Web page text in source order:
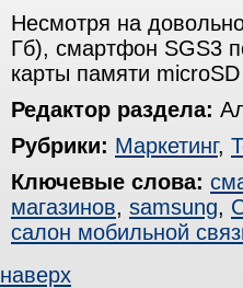
Несмотря на
Гб), смартфон SGS3
карты памяти
Редактор раздела:
Рубрики: Маркетинг,
Ключевые слова:
магазинов, samsung,
салон мобильной
наверх